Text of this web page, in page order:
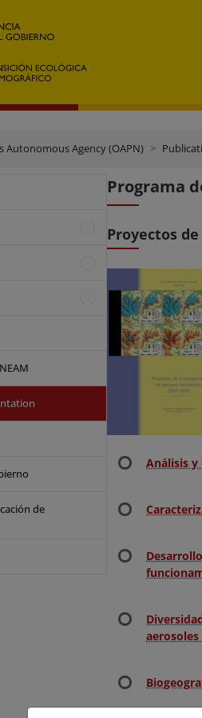
Autonomous Agency (OAPN)
de
Programa
Proyectos
Análisis y